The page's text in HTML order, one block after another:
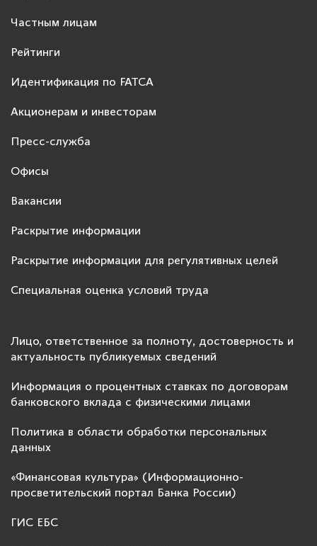
Частным лицам
Рейтинги
Идентификация по FATCA
Акционерам и инвесторам
Пресс-служба
Офисы
Вакансии
Раскрытие информации
Раскрытие информации для регулятивных целей
Специальная оценка условий труда
Лицо, ответственное за полноту, достоверность и
актуальность публикуемых сведений
Информация о процентных ставках по договорам
банковского вклада с физическими лицами
Политика в области обработки персональных
данных
«Финансовая культура» (Информационно-
просветительский портал Банка России)
ГИС ЕБС